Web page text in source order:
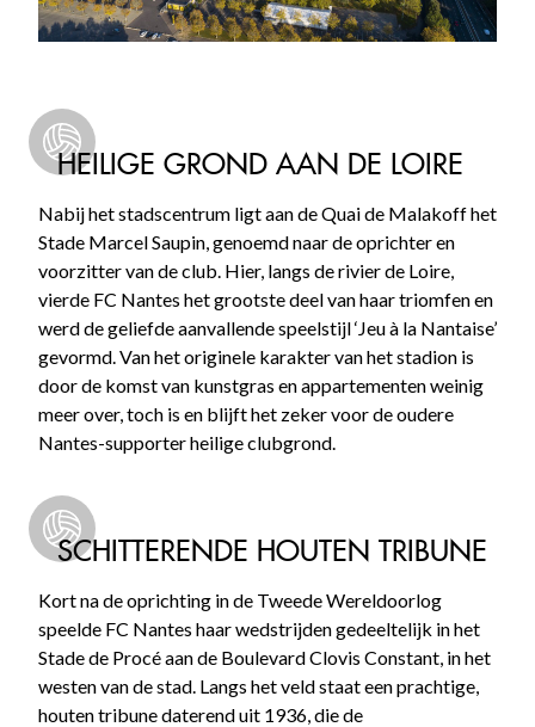
HEILIGE GROND AAN DE LOIRE
Nabij het stadscentrum ligt aan de Quai de Malakoff het
Stade Marcel Saupin, genoemd naar de oprichter en
voorzitter van de club. Hier, langs de rivier de Loire,
vierde FC Nantes het grootste deel van haar triomfen en
werd de geliefde aanvallende speelstijl ‘Jeu à la Nantaise’
gevormd. Van het originele karakter van het stadion is
door de komst van kunstgras en appartementen weinig
meer over, toch is en blijft het zeker voor de oudere
Nantes-supporter heilige clubgrond.
SCHITTERENDE HOUTEN TRIBUNE
Kort na de oprichting in de Tweede Wereldoorlog
speelde FC Nantes haar wedstrijden gedeeltelijk in het
Stade de Procé aan de Boulevard Clovis Constant, in het
westen van de stad. Langs het veld staat een prachtige,
houten tribune daterend uit 1936, die de